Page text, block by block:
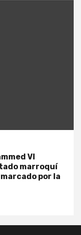
VI
marroquí
por la